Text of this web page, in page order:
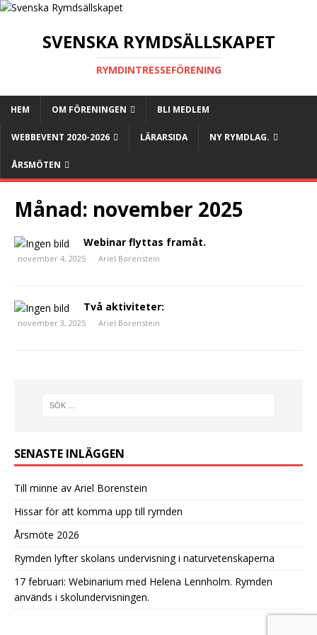
SVENSKA RYMDSÄLLSKAPET
RYMDINTRESSEFÖRENING
HEM OM FÖRENINGEN BLI MEDLEM
WEBBEVENT 2020-2026 LÄRARSIDA NY RYMDLAG.
ÅRSMÖTEN
Månad: november 2025
Webinar flyttas framåt.
november 4, 2025 Ariel Borenstein
Två aktiviteter:
november 3, 2025 Ariel Borenstein
SENASTE INLÄGGEN
Till minne av Ariel Borenstein
Hissar för att komma upp till rymden
Årsmöte 2026
Rymden lyfter skolans undervisning i naturvetenskaperna
17 februari: Webinarium med Helena Lennholm. Rymden
används i skolundervisningen.